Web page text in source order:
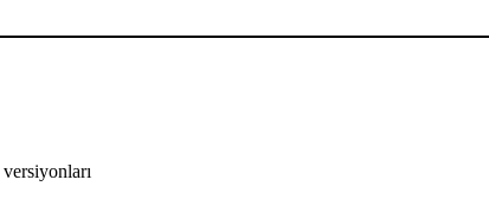
versiyonları